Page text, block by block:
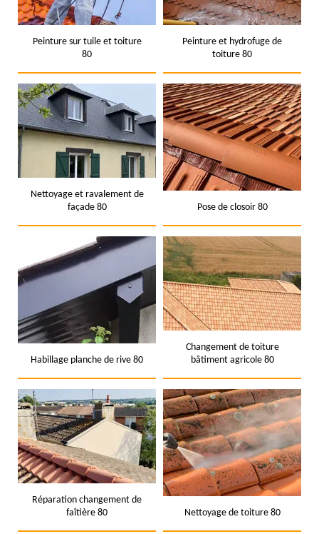
Peinture sur tuile et toiture
80
Peinture et hydrofuge de
toiture 80
Nettoyage et ravalement de
façade 80
Pose de closoir 80
Habillage planche de rive 80
Changement de toiture
bâtiment agricole 80
Réparation changement de
faîtière 80
Nettoyage de toiture 80